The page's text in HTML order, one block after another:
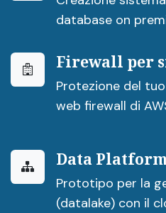
database on
Firewall per
Protezione del
web firewall di
Data
Prototipo per la
(datalake) con il